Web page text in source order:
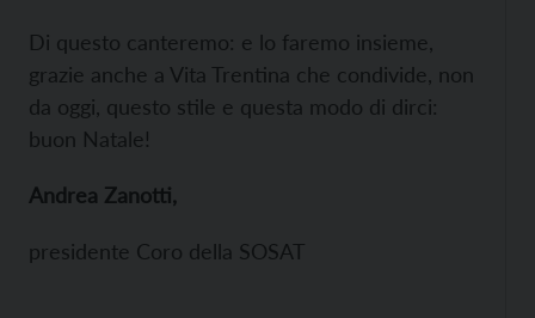
Di questo canteremo: e lo faremo insieme,
grazie anche a Vita Trentina che condivide, non
da oggi, questo stile e questa modo di dirci:
buon Natale!
Andrea Zanotti,
presidente Coro della SOSAT